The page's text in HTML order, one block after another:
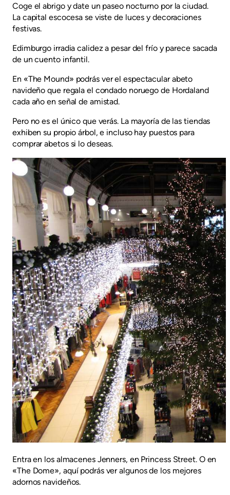
Coge el abrigo y date un paseo nocturno por la ciudad.
La capital escocesa se viste de luces y decoraciones
festivas.
Edimburgo irradia calidez a pesar del frío y parece sacada
de un cuento infantil.
En «The Mound» podrás ver el espectacular abeto
navideño que regala el condado noruego de Hordaland
cada año en señal de amistad.
Pero no es el único que verás. La mayoría de las tiendas
exhiben su propio árbol, e incluso hay puestos para
comprar abetos si lo deseas.
Entra en los almacenes Jenners, en Princess Street. O en
«The Dome», aquí podrás ver algunos de los mejores
adornos navideños.